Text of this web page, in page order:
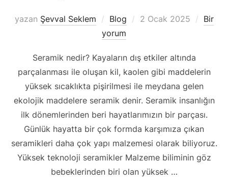
yazan Şevval Seklem Blog
Yayımlanma
2 Ocak 2025
Bir
yorum
Seramik nedir? Kayaların dış etkiler altında
parçalanması ile oluşan kil, kaolen gibi maddelerin
yüksek sıcaklıkta pişirilmesi ile meydana gelen
ekolojik maddelere seramik denir. Seramik insanlığın
ilk dönemlerinden beri hayatlarımızın bir parçası.
Günlük hayatta bir çok formda karşımıza çıkan
seramikleri daha çok yapı malzemesi olarak biliyoruz.
Yüksek teknoloji seramikler Malzeme biliminin göz
bebeklerinden biri olan yüksek …